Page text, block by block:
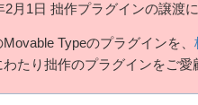
2月1日 拙作プラグインの譲渡
Typeのプラグインを、
わたり拙作のプラグインをご愛